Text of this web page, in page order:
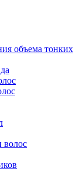
объема тонких
волос